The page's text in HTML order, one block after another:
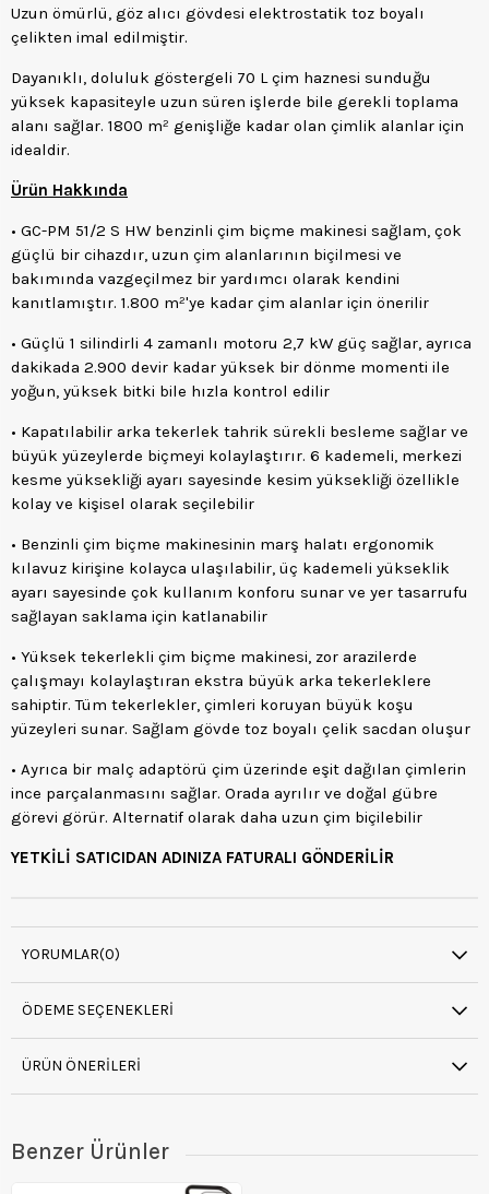
Uzun ömürlü, göz alıcı gövdesi elektrostatik toz boyalı
çelikten imal edilmiştir.
Dayanıklı, doluluk göstergeli 70 L çim haznesi sunduğu
yüksek kapasiteyle uzun süren işlerde bile gerekli toplama
alanı sağlar. 1800 m² genişliğe kadar olan çimlik alanlar için
idealdir.
Ürün Hakkında
• GC-PM 51/2 S HW benzinli çim biçme makinesi sağlam, çok
güçlü bir cihazdır, uzun çim alanlarının biçilmesi ve
bakımında vazgeçilmez bir yardımcı olarak kendini
kanıtlamıştır. 1.800 m²'ye kadar çim alanlar için önerilir
• Güçlü 1 silindirli 4 zamanlı motoru 2,7 kW güç sağlar, ayrıca
dakikada 2.900 devir kadar yüksek bir dönme momenti ile
yoğun, yüksek bitki bile hızla kontrol edilir
• Kapatılabilir arka tekerlek tahrik sürekli besleme sağlar ve
büyük yüzeylerde biçmeyi kolaylaştırır. 6 kademeli, merkezi
kesme yüksekliği ayarı sayesinde kesim yüksekliği özellikle
kolay ve kişisel olarak seçilebilir
• Benzinli çim biçme makinesinin marş halatı ergonomik
kılavuz kirişine kolayca ulaşılabilir, üç kademeli yükseklik
ayarı sayesinde çok kullanım konforu sunar ve yer tasarrufu
sağlayan saklama için katlanabilir
• Yüksek tekerlekli çim biçme makinesi, zor arazilerde
çalışmayı kolaylaştıran ekstra büyük arka tekerleklere
sahiptir. Tüm tekerlekler, çimleri koruyan büyük koşu
yüzeyleri sunar. Sağlam gövde toz boyalı çelik sacdan oluşur
• Ayrıca bir malç adaptörü çim üzerinde eşit dağılan çimlerin
ince parçalanmasını sağlar. Orada ayrılır ve doğal gübre
görevi görür. Alternatif olarak daha uzun çim biçilebilir
YETKİLİ SATICIDAN ADINIZA FATURALI GÖNDERİLİR
YORUMLAR(0)
ÖDEME SEÇENEKLERI
ÜRÜN ÖNERILERI
Benzer Ürünler